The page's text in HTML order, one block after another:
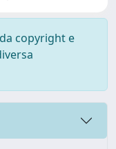
copyright e